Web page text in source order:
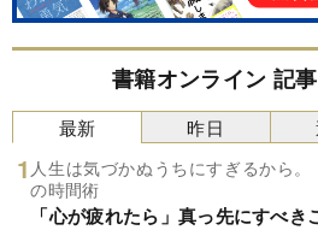
書籍オンライン 記
最新
人生は気づかぬうちにすぎるから
の時間術
「心が疲れたら」真っ先にすべき
昨日